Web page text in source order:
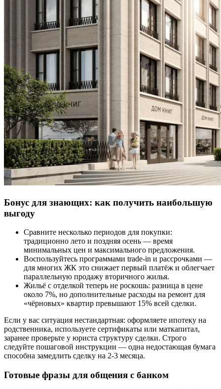
Бонус для знающих: как получить наибольшую
выгоду
Сравните несколько периодов для покупки:
традиционно лето и поздняя осень — время
минимальных цен и максимального предложения.
Воспользуйтесь программами trade-in и рассрочками —
для многих ЖК это снижает первый платёж и облегчает
параллельную продажу вторичного жилья.
Жильё с отделкой теперь не роскошь: разница в цене
около 7%, но дополнительные расходы на ремонт для
«чёрновых» квартир превышают 15% всей сделки.
Если у вас ситуация нестандартная: оформляете ипотеку на
родственника, используете сертификаты или маткапитал,
заранее проверьте у юриста структуру сделки. Строго
следуйте пошаговой инструкции — одна недостающая бумага
способна замедлить сделку на 2-3 месяца.
Готовые фразы для общения с банком